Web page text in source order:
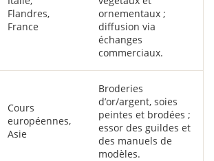
Flandres,
France
ornementaux ;
diffusion via
échanges
commerciaux.
Cours
européennes,
Asie
Broderies
d’or/argent, soies
peintes et brodées ;
essor des guildes et
des manuels de
modèles.